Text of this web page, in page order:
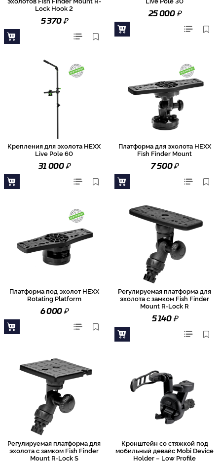
Lock Hook 2
5 370₽
25 000₽
Крепления для эхолота HEXX
Live Pole 60
31 000₽
Платформа для эхолота HEXX
Fish Finder Mount
7 500₽
Платформа под эхолот HEXX
Rotating Platform
6 000₽
Регулируемая платформа для
эхолота с замком Fish Finder
Mount R-Lock R
5 140₽
Регулируемая платформа для
эхолота с замком Fish Finder
Mount R-Lock S
Кронштейн со стяжкой под
мобильный девайс Mobi Device
Holder – Low Profile